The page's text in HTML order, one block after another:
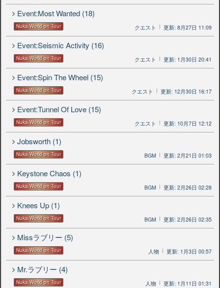
Event:Most Wanted (18)
Nuka-World on Tour クエスト 更新: 8月27日 11:09
Event:Seismic Activity (16)
Nuka-World on Tour クエスト 更新: 1月30日 20:41
Event:Spin The Wheel (15)
Nuka-World on Tour クエスト 更新: 12月30日 16:17
Event:Tunnel Of Love (15)
Nuka-World on Tour クエスト 更新: 10月7日 12:12
Jobsworth (1)
Nuka-World on Tour BGM 更新: 2月21日 01:03
Keystone Chaos (1)
Nuka-World on Tour BGM 更新: 2月26日 02:28
Knees Up (1)
Nuka-World on Tour BGM 更新: 2月26日 02:35
Missラブリー (5)
Nuka-World on Tour 人物 更新: 1月3日 00:57
Mr.ラブリー (4)
Nuka-World on Tour 人物 更新: 1月11日 01:31